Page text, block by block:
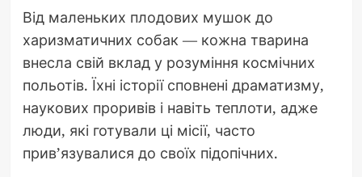
Від маленьких плодових мушок до
харизматичних собак — кожна тварина
внесла свій вклад у розуміння космічних
польотів. Їхні історії сповнені драматизму,
наукових проривів і навіть теплоти, адже
люди, які готували ці місії, часто
прив’язувалися до своїх підопічних.